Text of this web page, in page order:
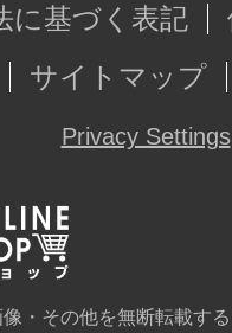
に基づく表記
サイトマップ
Privacy Settings
・その他を無断転載す